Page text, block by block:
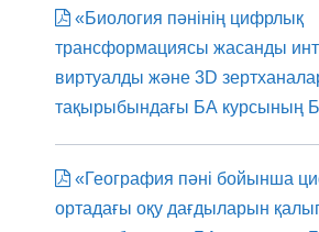
«Биология пәнінің цифрлық
трансформациясы жасанды
виртуалды және 3D
тақырыбындағы БА курсының
«География пәні бойынша
ортадағы оқу дағдыларын